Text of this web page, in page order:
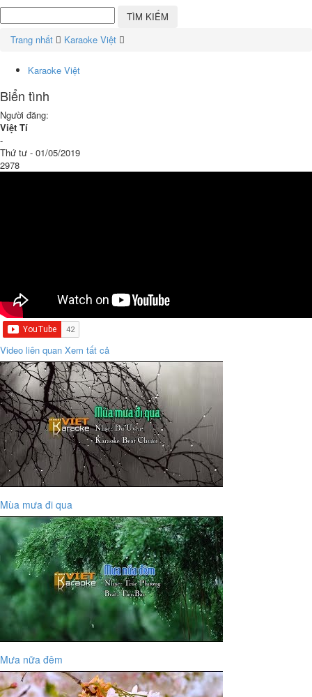
Trang nhất Karaoke Việt
Karaoke Việt
Biển tình
Người đăng:
Việt Tí
-
Thứ tư - 01/05/2019
2978
Video liên quan Xem tất cả
Mùa mưa đi qua
Mưa nữa đêm